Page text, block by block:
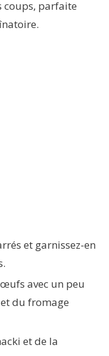
coups, parfaite
et garnissez-en
avec un peu
du fromage
et de la